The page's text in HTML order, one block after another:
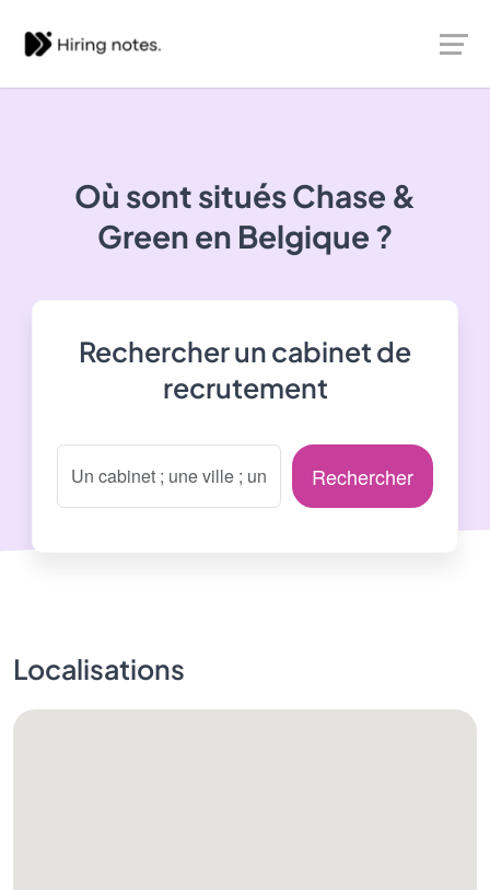
Où sont situésChase &
Green en Belgique ?
Rechercher un cabinet de
recrutement
Rechercher
Localisations